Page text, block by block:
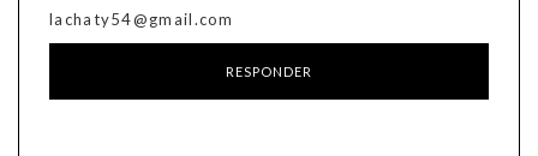
lachaty54@gmail.com
RESPONDER